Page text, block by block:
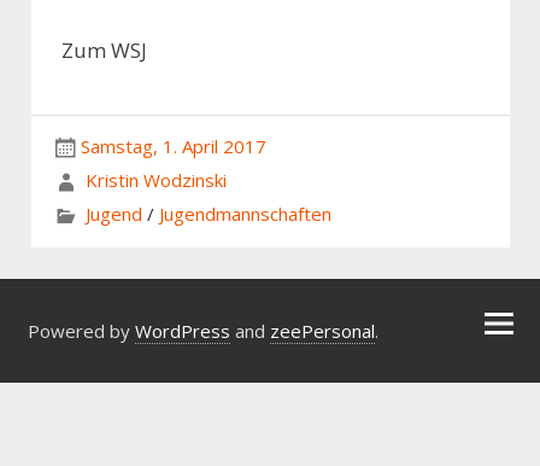
Zum WSJ
Samstag, 1. April 2017
Kristin Wodzinski
Jugend / Jugendmannschaften
Powered by WordPress and zeePersonal.